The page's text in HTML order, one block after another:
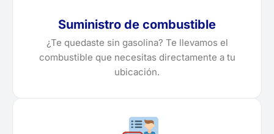
Suministro de combustible
¿Te quedaste sin gasolina? Te llevamos el
combustible que necesitas directamente a tu
ubicación.